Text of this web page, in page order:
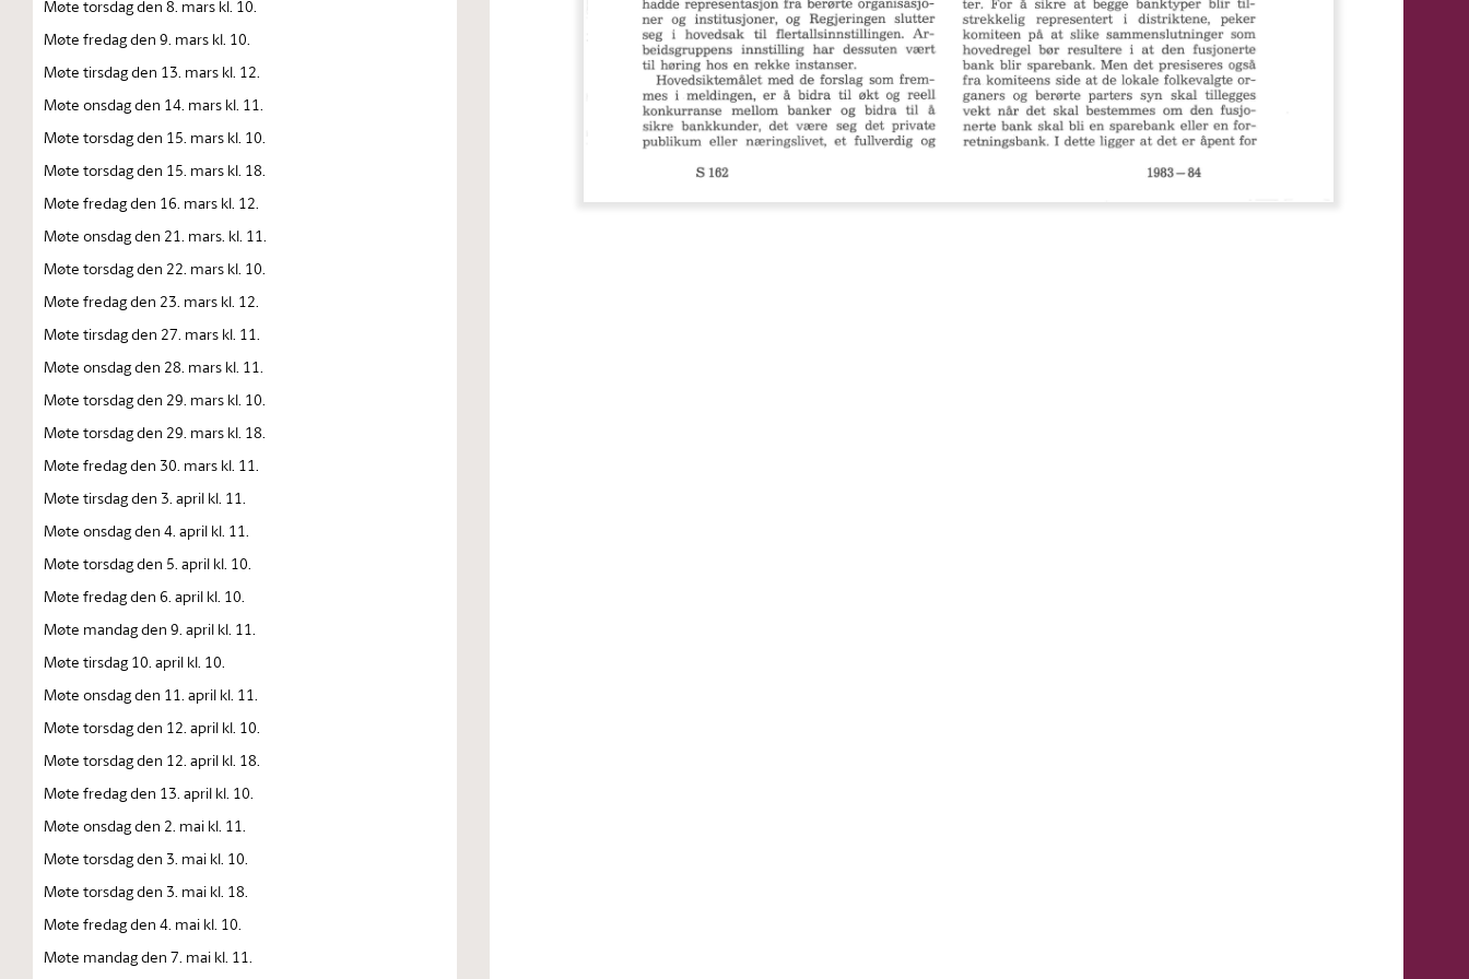
Møte torsdag den 8. mars kl. 10.
Møte fredag den 9. mars kl. 10.
Møte tirsdag den 13. mars kl. 12.
Møte onsdag den 14. mars kl. 11.
Møte torsdag den 15. mars kl. 10.
Møte torsdag den 15. mars kl. 18.
Møte fredag den 16. mars kl. 12.
Møte onsdag den 21. mars. kl. 11.
Møte torsdag den 22. mars kl. 10.
Møte fredag den 23. mars kl. 12.
Møte tirsdag den 27. mars kl. 11.
Møte onsdag den 28. mars kl. 11.
Møte torsdag den 29. mars kl. 10.
Møte torsdag den 29. mars kl. 18.
Møte fredag den 30. mars kl. 11.
Møte tirsdag den 3. april kl. 11.
Møte onsdag den 4. april kl. 11.
Møte torsdag den 5. april kl. 10.
Møte fredag den 6. april kl. 10.
Møte mandag den 9. april kl. 11.
Møte tirsdag 10. april kl. 10.
Møte onsdag den 11. april kl. 11.
Møte torsdag den 12. april kl. 10.
Møte torsdag den 12. april kl. 18.
Møte fredag den 13. april kl. 10.
Møte onsdag den 2. mai kl. 11.
Møte torsdag den 3. mai kl. 10.
Møte torsdag den 3. mai kl. 18.
Møte fredag den 4. mai kl. 10.
Møte mandag den 7. mai kl. 11.